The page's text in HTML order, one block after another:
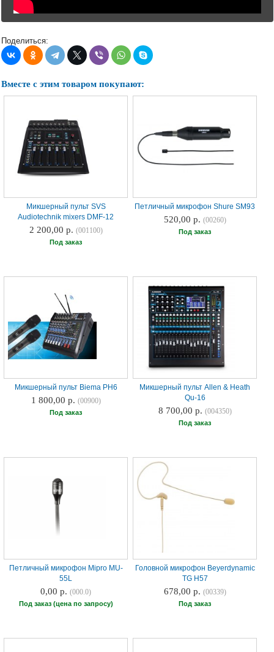
Поделиться:
Вместе с этим товаром покупают:
Микшерный пульт SVS
Audiotechnik mixers DMF-12
2 200,00 р. (001100)
Под заказ
Петличный микрофон Shure SM93
520,00 р. (00260)
Под заказ
Микшерный пульт Biema PH6
1 800,00 р. (00900)
Под заказ
Микшерный пульт Allen & Heath
Qu-16
8 700,00 р. (004350)
Под заказ
Петличный микрофон Mipro MU-
55L
0,00 р.(000.0)
Под заказ (цена по запросу)
Головной микрофон Beyerdynamic
TG H57
678,00 р. (00339)
Под заказ